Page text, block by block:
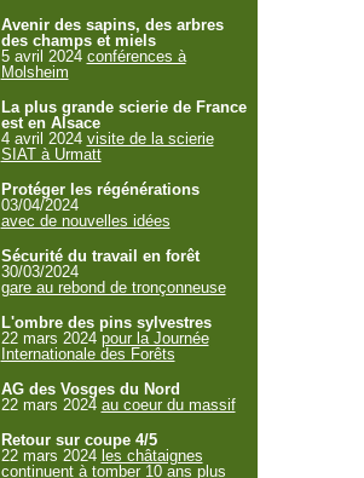
Avenir des sapins, des arbres
des champs et miels
5 avril 2024 conférences à
Molsheim
La plus grande scierie de France
est en Alsace
4 avril 2024 visite de la scierie
SIAT à Urmatt
Protéger les régénérations
03/04/2024
avec de nouvelles idées
Sécurité du travail en forêt
30/03/2024
gare au rebond de tronçonneuse
L'ombre des pins sylvestres
22 mars 2024 pour la Journée
Internationale des Forêts
AG des Vosges du Nord
22 mars 2024 au coeur du massif
Retour sur coupe 4/5
22 mars 2024 les châtaignes
continuent à tomber 10 ans plus